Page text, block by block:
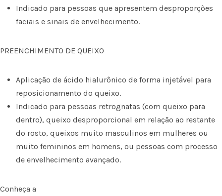
Indicado para pessoas que apresentem desproporções
faciais e sinais de envelhecimento.
PREENCHIMENTO DE QUEIXO
Aplicação de ácido hialurônico de forma injetável para
reposicionamento do queixo.
Indicado para pessoas retrognatas (com queixo para
dentro), queixo desproporcional em relação ao restante
do rosto, queixos muito masculinos em mulheres ou
muito femininos em homens, ou pessoas com processo
de envelhecimento avançado.
Conheça a